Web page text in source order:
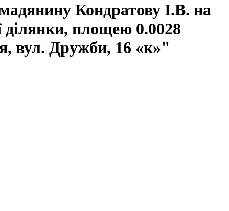
Кондратову І.В. на
ділянки, площею 0.0028
вул. Дружби, 16 «к»"